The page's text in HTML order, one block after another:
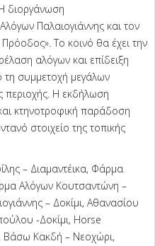
διοργάνωση
Παλαιογιάννης και τον
Το κοινό θα έχει την
αλόγων και επίδειξη
συμμετοχή μεγάλων
περιοχής. Η εκδήλωση
κτηνοτροφική παράδοση
στοιχείο της τοπικής
– Διαμαντέικα, Φάρμα
Αλόγων Κουτσαντώνη –
– Δοκίμι, Αθανασίου
-Δοκίμι, Horse
Βάσω Κακδή – Νεοχώρι,